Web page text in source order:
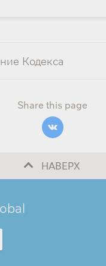
Кодекса
Share this page
НАВЕРХ